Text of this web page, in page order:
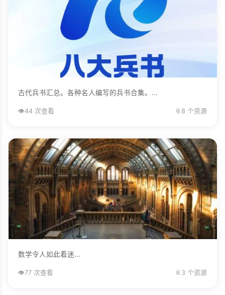
古代兵书汇总。各种名人编写的兵书合集。...
👁️44 次查看 📎 8 个资源
数学令人如此着迷...
👁️77 次查看 📎 3 个资源